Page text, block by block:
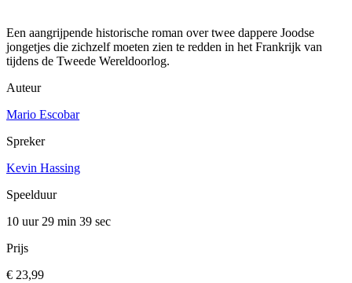
Een aangrijpende historische roman over twee dappere Joodse
jongetjes die zichzelf moeten zien te redden in het Frankrijk van
tijdens de Tweede Wereldoorlog.
Auteur
Mario Escobar
Spreker
Kevin Hassing
Speelduur
10 uur 29 min 39 sec
Prijs
€ 23,99